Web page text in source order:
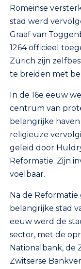
Romeinse
stad werd
Graaf van
1264 officieel
Zürich zijn
te breiden met
In de 16e eeuw
centrum van
belangrijke haven
religieuze
geleid door
Reformatie. Zijn
voelbaar.
Na de
belangrijke stad
eeuw werd de
sector, met de
Nationalbank, de
Zwitserse